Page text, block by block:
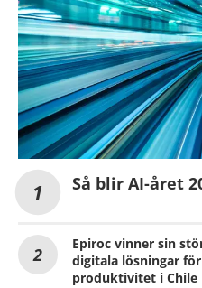
Så blir AI-året
Epiroc vinner sin
digitala lösningar
produktivitet i Chile